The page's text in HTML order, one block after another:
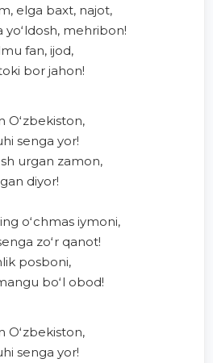
elga baxt, najot,
yoʻldosh, mehribon!
fan, ijod,
bor jahon!
Oʻzbekiston,
senga yor!
urgan zamon,
diyor!
oʻchmas iymoni,
zoʻr qanot!
posboni,
boʻl obod!
Oʻzbekiston,
senga yor!